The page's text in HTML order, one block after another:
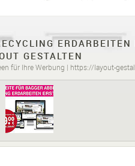
GESTALTEN
für Ihre Werbung | https://layout-